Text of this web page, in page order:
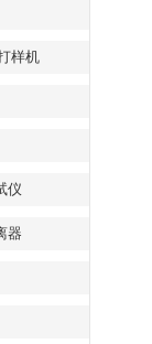
样机
仪
器